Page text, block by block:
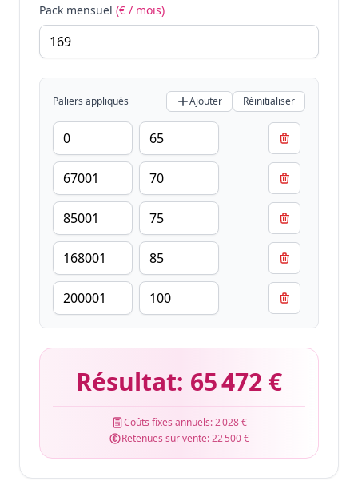
Pack mensuel (€ / mois)
Paliers appliqués Ajouter Réinitialiser
Résultat: 65 472 €
Coûts fixes annuels:2 028 €
Retenues sur vente:22 500 €